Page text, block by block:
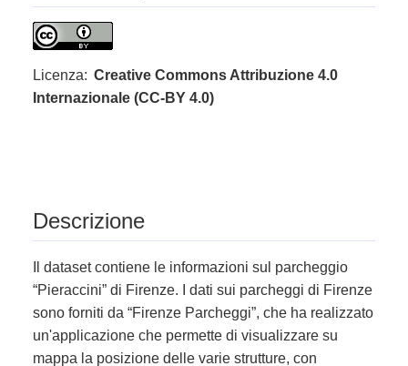
Licenza: Creative Commons Attribuzione 4.0
Internazionale (CC-BY 4.0)
Descrizione
Il dataset contiene le informazioni sul parcheggio
“Pieraccini” di Firenze. I dati sui parcheggi di Firenze
sono forniti da “Firenze Parcheggi”, che ha realizzato
un'applicazione che permette di visualizzare su
mappa la posizione delle varie strutture, con